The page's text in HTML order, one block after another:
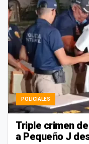
POLICIALES
Triple crimen
a Pequeño J